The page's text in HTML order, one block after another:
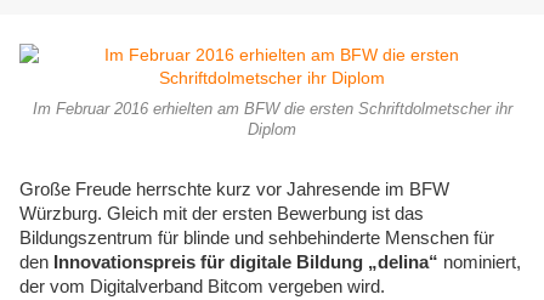
Im Februar 2016 erhielten am BFW die ersten Schriftdolmetscher ihr
Diplom
Große Freude herrschte kurz vor Jahresende im BFW
Würzburg. Gleich mit der ersten Bewerbung ist das
Bildungszentrum für blinde und sehbehinderte Menschen für
den Innovationspreis für digitale Bildung „delina“ nominiert,
der vom Digitalverband Bitcom vergeben wird.